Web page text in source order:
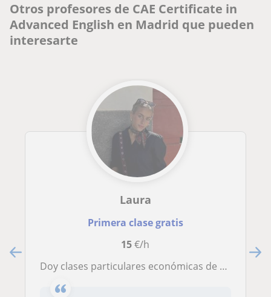
Otros profesores de CAE Certificate in
Advanced English en Madrid que pueden
interesarte
Laura
Primera clase gratis
15€/h
Doy clases particulares económicas de apoyo escolar para niños de entre 5 a 15 años aproximadamente